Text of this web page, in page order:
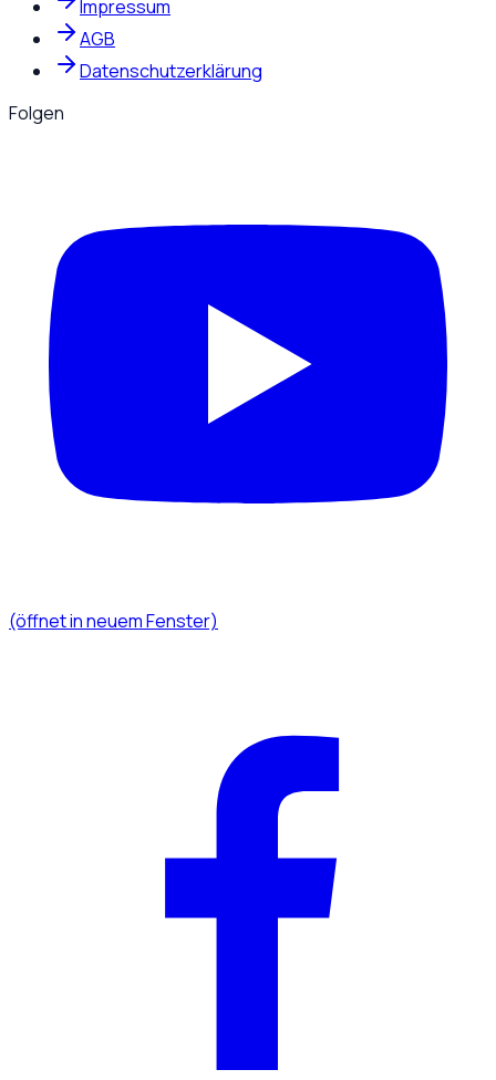
Impressum
AGB
Datenschutzerklärung
Folgen
(öffnet in neuem Fenster)